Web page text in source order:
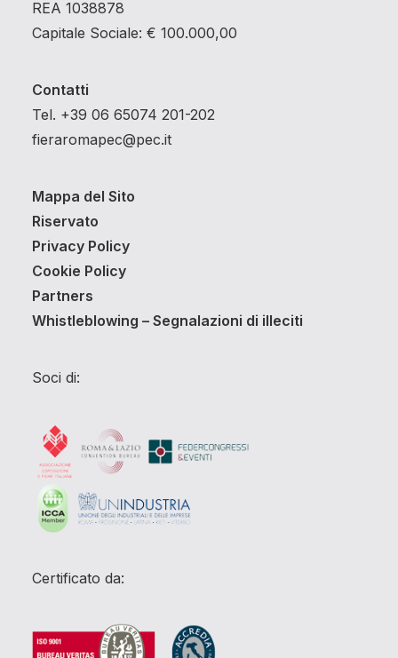
REA 1038878
Capitale Sociale: € 100.000,00
Contatti
Tel. +39 06 65074 201-202
fieraromapec@pec.it
Mappa del Sito
Riservato
Privacy Policy
Cookie Policy
Partners
Whistleblowing – Segnalazioni di illeciti
Soci di:
Certificato da: